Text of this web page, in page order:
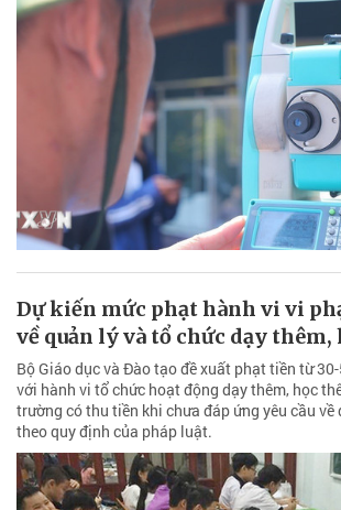
Dự kiến mức phạt hành vi vi
về quản lý và tổ chức dạy thêm,
Bộ Giáo dục và Đào tạo đề xuất phạt tiền từ
với hành vi tổ chức hoạt động dạy thêm, học
trường có thu tiền khi chưa đáp ứng yêu cầu về
theo quy định của pháp luật.